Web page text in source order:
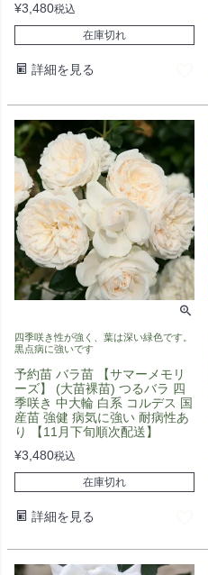
¥3,480税込
在庫切れ
詳細を見る
四季咲き性が強く、葉は深い緑色です。
黒点病に強いです
予約苗 バラ苗 【サマーメモリ
ーズ】 (大苗裸苗) つるバラ 四
季咲き 中大輪 白系 コルデス 国
産苗 強健 病気に強い 耐病性あ
り 【11月下旬順次配送】
¥3,480税込
在庫切れ
詳細を見る